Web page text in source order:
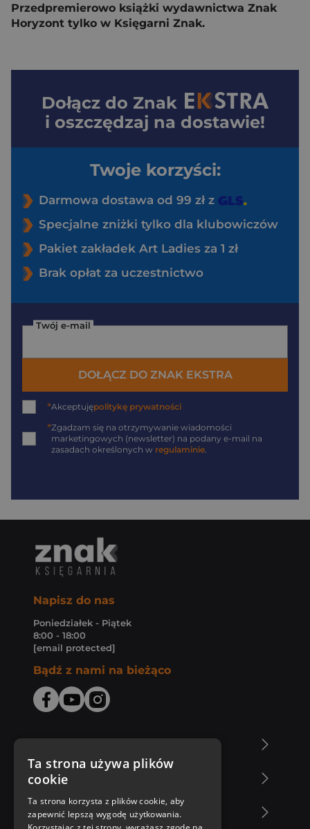
Przedpremierowo książki wydawnictwa Znak
Horyzont tylko w Księgarni Znak.
Dołącz do Znak
i oszczędzaj na dostawie!
Twoje korzyści:
Darmowa dostawa od 99 zł z
Specjalne zniżki tylko dla klubowiczów
Pakiet zakładek Art Ladies za 1 zł
Brak opłat za uczestnictwo
Twój e-mail
DOŁĄCZ DO ZNAK EKSTRA
*Akceptujępolitykę prywatności
*Zgadzam się na otrzymywanie wiadomości
marketingowych (newsletter) na podany e-mail na
zasadach określonych w regulaminie.
Napisz do nas
Poniedziałek - Piątek
8:00 - 18:00
[email protected]
Bądź z nami na bieżąco
Zakupy u nas
Nasza oferta
Ta strona używa plików
cookie
Ta strona korzysta z plików cookie, aby
zapewnić lepszą wygodę użytkowania.